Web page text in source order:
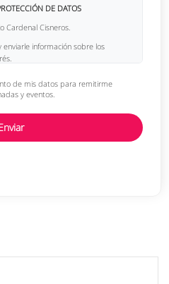
DE DATOS
Cardenal Cisneros.
enviarle información sobre los
de mis datos para remitirme
y eventos.